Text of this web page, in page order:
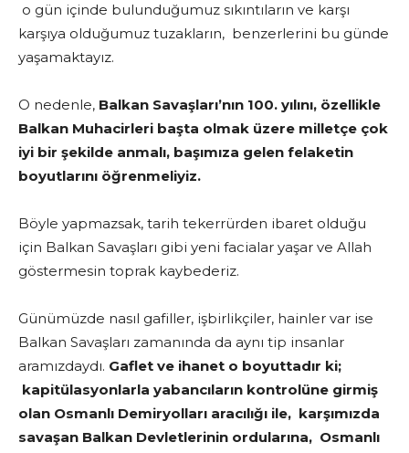
o gün içinde bulunduğumuz sıkıntıların ve karşı
karşıya olduğumuz tuzakların, benzerlerini bu günde
yaşamaktayız.
O nedenle, Balkan Savaşları’nın 100. yılını, özellikle
Balkan Muhacirleri başta olmak üzere milletçe çok
iyi bir şekilde anmalı, başımıza gelen felaketin
boyutlarını öğrenmeliyiz.
Böyle yapmazsak, tarih tekerrürden ibaret olduğu
için Balkan Savaşları gibi yeni facialar yaşar ve Allah
göstermesin toprak kaybederiz.
Günümüzde nasıl gafiller, işbirlikçiler, hainler var ise
Balkan Savaşları zamanında da aynı tip insanlar
aramızdaydı. Gaflet ve ihanet o boyuttadır ki;
kapitülasyonlarla yabancıların kontrolüne girmiş
olan Osmanlı Demiryolları aracılığı ile, karşımızda
savaşan Balkan Devletlerinin ordularına, Osmanlı